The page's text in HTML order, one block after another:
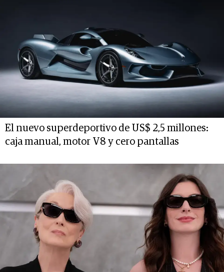
El nuevo superdeportivo de US$ 2,5 millones:
caja manual, motor V8 y cero pantallas